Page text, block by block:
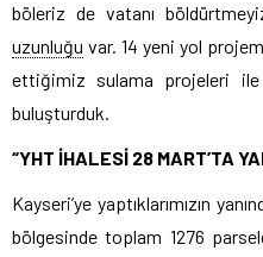
böleriz de vatanı
uzunluğu var. 14 yeni yol
ettiğimiz sulama projeleri
buluşturduk.
“YHT İHALESİ 28 MART’TA
Kayseri’ye yaptıklarımızın
bölgesinde toplam 1276